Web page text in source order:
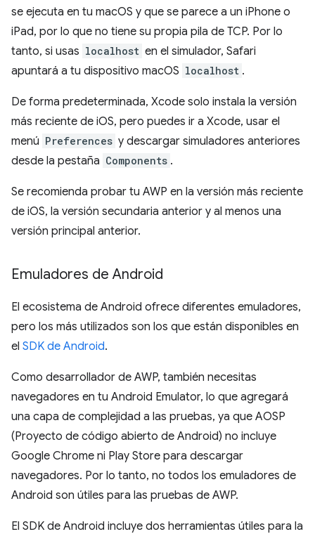
se ejecuta en tu macOS y que se parece a un iPhone o
iPad, por lo que no tiene su propia pila de TCP. Por lo
tanto, si usas localhost en el simulador, Safari
apuntará a tu dispositivo macOS localhost .
De forma predeterminada, Xcode solo instala la versión
más reciente de iOS, pero puedes ir a Xcode, usar el
menú Preferences y descargar simuladores anteriores
desde la pestaña Components .
Se recomienda probar tu AWP en la versión más reciente
de iOS, la versión secundaria anterior y al menos una
versión principal anterior.
Emuladores de Android
El ecosistema de Android ofrece diferentes emuladores,
pero los más utilizados son los que están disponibles en
el SDK de Android.
Como desarrollador de AWP, también necesitas
navegadores en tu Android Emulator, lo que agregará
una capa de complejidad a las pruebas, ya que AOSP
(Proyecto de código abierto de Android) no incluye
Google Chrome ni Play Store para descargar
navegadores. Por lo tanto, no todos los emuladores de
Android son útiles para las pruebas de AWP.
El SDK de Android incluye dos herramientas útiles para la